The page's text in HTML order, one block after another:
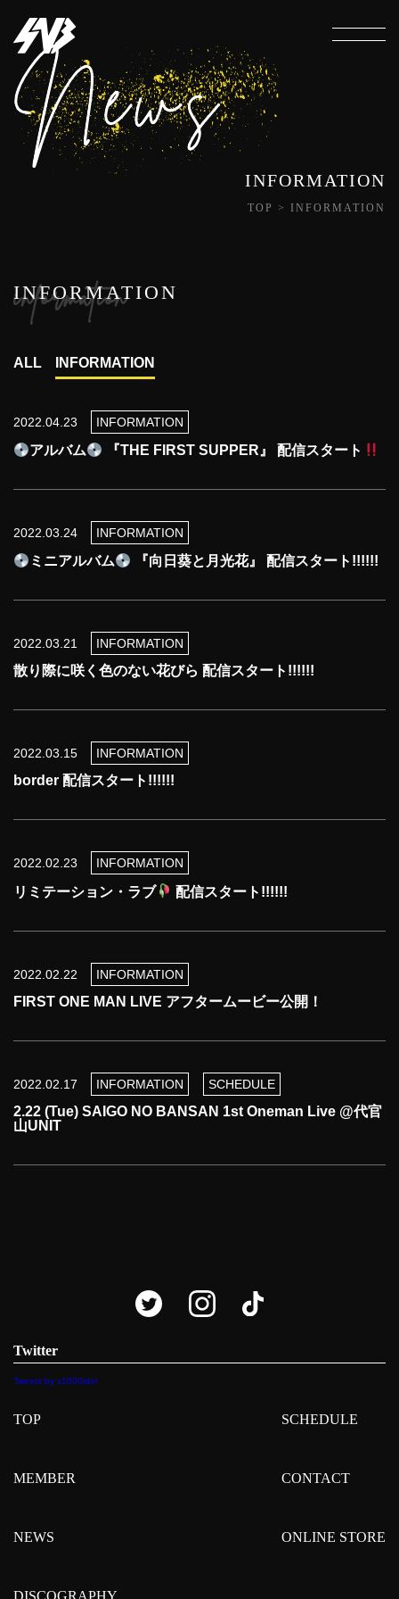
INFORMATION
TOP > INFORMATION
INFORMATION
information
ALL INFORMATION
2022.04.23 INFORMATION
アルバム 『THE FIRST SUPPER』 配信スタート
2022.03.24 INFORMATION
ミニアルバム 『向日葵と月光花』 配信スタート!!!!!!
2022.03.21 INFORMATION
散り際に咲く色のない花びら 配信スタート!!!!!!
2022.03.15 INFORMATION
border 配信スタート!!!!!!
2022.02.23 INFORMATION
リミテーション・ラブ 配信スタート!!!!!!
2022.02.22 INFORMATION
FIRST ONE MAN LIVE アフタームービー公開！
2022.02.17 INFORMATION SCHEDULE
2.22 (Tue) SAIGO NO BANSAN 1st Oneman Live @代官
山UNIT
Twitter
Tweets by s1000idol
TOP
MEMBER
NEWS
DISCOGRAPHY
SCHEDULE
CONTACT
ONLINE STORE